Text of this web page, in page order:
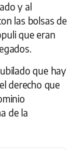
y al
las bolsas de
que eran
que hay
derecho que
de la